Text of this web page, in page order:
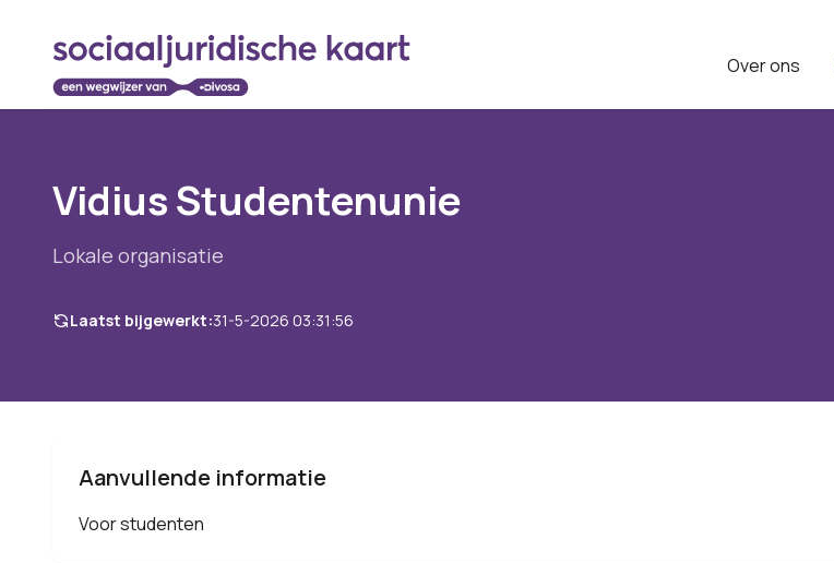
Over ons
Vidius Studentenunie
Lokale organisatie
Laatst bijgewerkt:31-5-2026 03:31:56
Aanvullende informatie
Voor studenten